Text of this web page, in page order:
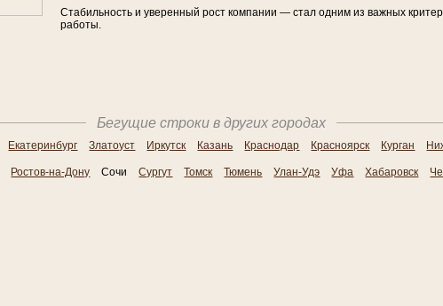
Стабильность и уверенный рост компании — стал одним из важных
работы.
Бегущие строки в других городах
Екатеринбург Златоуст Иркутск Казань Краснодар Красноярск Курган
Ростов-на-Дону Сочи Сургут Томск Тюмень Улан-Удэ Уфа Хабаровск